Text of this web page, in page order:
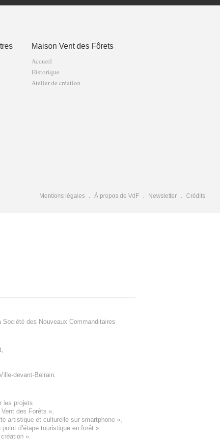
Maison Vent des Fôrets
Accueil
Historique
Atelier de création
Mentions légales À propos de VdF Newsletter Crédits
Société des Nouveaux Commanditaires
,
devant-Belrain.
les projets
des Forêts »,
artistique et culturelle sur smartphone »,
point d’étape touristique en forêt »
création ».